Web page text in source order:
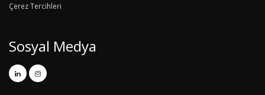
Çerez Tercihleri
Sosyal Medya